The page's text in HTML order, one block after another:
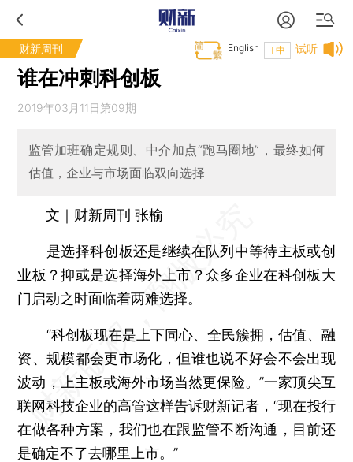
财新周刊 试听
T中
English
谁在冲刺科创板
2019年03月11日第09期
监管加班确定规则、中介加点“跑马圈地”，最终如何
估值，企业与市场面临双向选择
文｜财新周刊 张榆
是选择科创板还是继续在队列中等待主板或创
业板？抑或是选择海外上市？众多企业在科创板大
门启动之时面临着两难选择。
“科创板现在是上下同心、全民簇拥，估值、融
资、规模都会更市场化，但谁也说不好会不会出现
波动，上主板或海外市场当然更保险。”一家顶尖互
联网科技企业的高管这样告诉财新记者，“现在投行
在做各种方案，我们也在跟监管不断沟通，目前还
是确定不了去哪里上市。”